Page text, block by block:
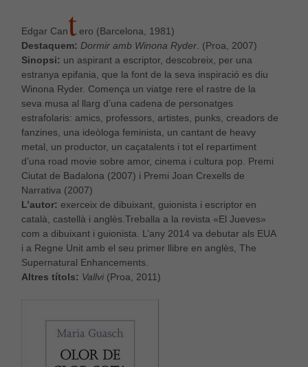
Edgar CanT ero (Barcelona, 1981)
Destaquem: Dormir amb Winona Ryder. (Proa, 2007)
Sinopsi: un aspirant a escriptor, descobreix, per una
estranya epifania, que la font de la seva inspiració es diu
Winona Ryder. Comença un viatge rere el rastre de la
seva musa al llarg d’una cadena de personatges
estrafolaris: amics, professors, artistes, punks, creadors de
fanzines, una ideòloga feminista, un cantant de heavy
metal, un productor, un caçatalents i tot el repartiment
d’una road movie sobre amor, cinema i cultura pop. Premi
Ciutat de Badalona (2007) i Premi Joan Crexells de
Narrativa (2007)
L’autor: exerceix de dibuixant, guionista i escriptor en
català, castellà i anglès.Treballa a la revista «El Jueves»
com a dibuixant i guionista. L’any 2014 va debutar als EUA
i a Regne Unit amb el seu primer llibre en anglès, The
Supernatural Enhancements.
Altres títols: Vallvi (Proa, 2011)